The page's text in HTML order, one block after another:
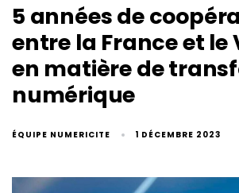
5 années de
entre la France et le
en matière de
numérique
ÉQUIPE NUMERICITE 1 DÉCEMBRE 2023